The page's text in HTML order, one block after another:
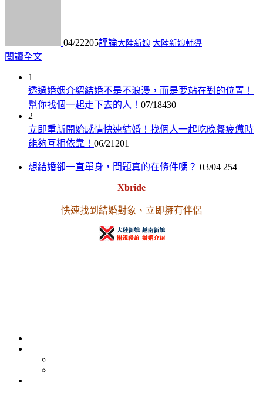
04/22205評論大陸新娘 大陸新娘輔導
閱讀全文
1
透過婚姻介紹結婚不是不浪漫，而是要站在對的位置！
幫你找個一起走下去的人！ 07/18430
2
立即重新開始感情快速結婚！找個人一起吃晚餐疲憊時
能夠互相依靠！ 06/21 201
想結婚卻一直單身，問題真的在條件嗎？ 03/04 254
Xbride
快速找到結婚對象、立即擁有伴侶